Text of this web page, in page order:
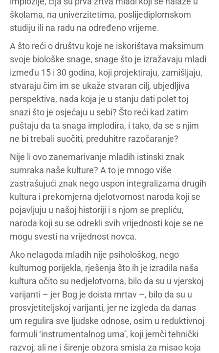
školama, na univerzitetima, poslijediplomskom
studiju ili na radu na određeno vrijeme.
A što reći o društvu koje ne iskorištava maksimum
svoje biološke snage, snage što je izražavaju mladi
između 15 i 30 godina, koji projektiraju, zamišljaju,
stvaraju čim im se ukaže stvaran cilj, ubjedljiva
perspektiva, nada koja je u stanju dati polet toj
snazi što je osjećaju u sebi? Što reći kad zatim
puštaju da ta snaga implodira, i tako, da se s njim
ne bi trebali suočiti, preduhitre razočaranje?
Nije li ovo zanemarivanje mladih istinski znak
sumraka naše kulture? A to je mnogo više
zastrašujući znak nego uspon integralizama drugih
kultura i prekomjerna djelotvornost naroda koji se
pojavljuju u našoj historiji i s njom se prepliću,
naroda koji su se odrekli svih vrijednosti koje se ne
mogu svesti na vrijednost novca.
Ako nelagoda mladih nije psihološkog, nego
kulturnog porijekla, rješenja što ih je izradila naša
kultura očito su nedjelotvorna, bilo da su u vjerskoj
varijanti – jer Bog je doista mrtav –, bilo da su u
prosvjetiteljskoj varijanti, jer ne izgleda da danas
um regulira sve ljudske odnose, osim u reduktivnoj
formuli ‘instrumentalnog uma’, koji jemči tehnički
razvoj, ali ne i širenje obzora smisla za misao koja